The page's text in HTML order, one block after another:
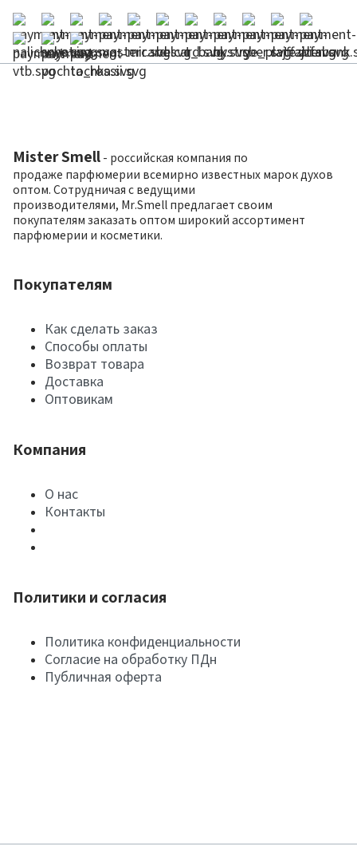
Mister Smell - российская компания по
продаже парфюмерии всемирно известных марок духов
оптом. Сотрудничая с ведущими
производителями, Mr.Smell предлагает своим
покупателям заказать оптом широкий ассортимент
парфюмерии и косметики.
Покупателям
Как сделать заказ
Способы оплаты
Возврат товара
Доставка
Оптовикам
Компания
О нас
Контакты
Политики и согласия
Политика конфиденциальности
Согласие на обработку ПДн
Публичная оферта